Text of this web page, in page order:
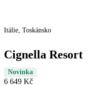
Itálie, Toskánsko
Cignella Resort
Novinka
6 649 Kč